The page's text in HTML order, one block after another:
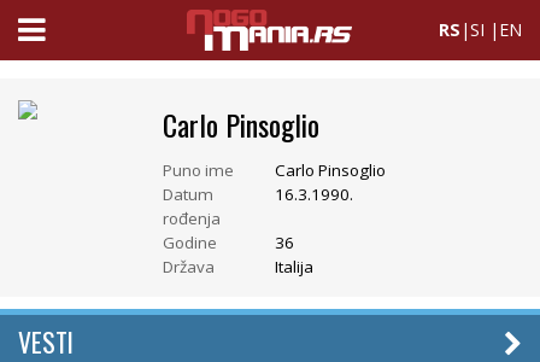
RS |SI | EN
Carlo Pinsoglio
Puno ime
Carlo Pinsoglio
Datum
rođenja
16.3.1990.
Godine
36
Država
Italija
VESTI